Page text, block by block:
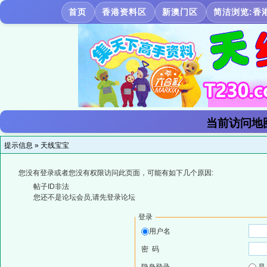
首页 香港资料区 新澳门区 简洁浏览:香
当前访问地
提示信息 » 天线宝宝
您没有登录或者您没有权限访问此页面，可能有如下几个原因:
帖子ID非法
您还不是论坛会员,请先登录论坛
登录
用户名
密 码